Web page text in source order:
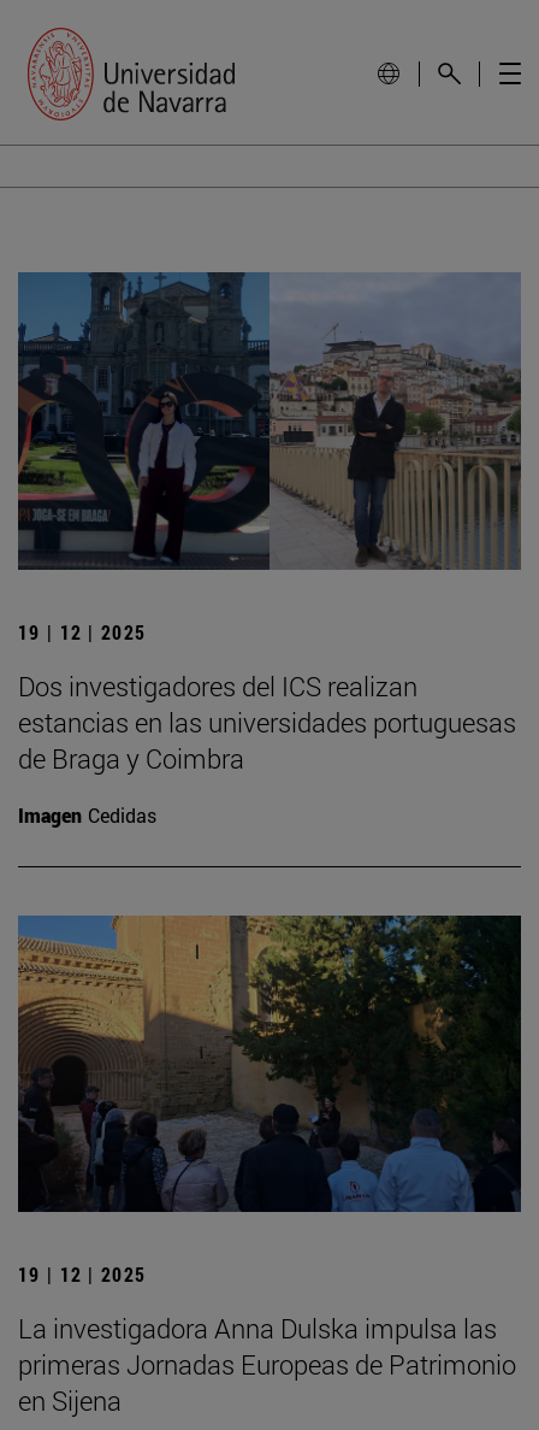
19 | 12 | 2025
Dos investigadores del ICS realizan
estancias en las universidades portuguesas
de Braga y Coimbra
Imagen Cedidas
19 | 12 | 2025
La investigadora Anna Dulska impulsa las
primeras Jornadas Europeas de Patrimonio
en Sijena